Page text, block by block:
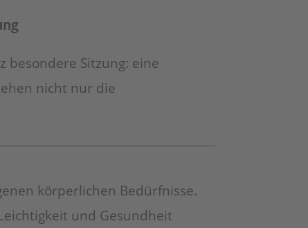
besondere Sitzung: eine
nicht nur die
körperlichen Bedürfnisse.
und Gesundheit